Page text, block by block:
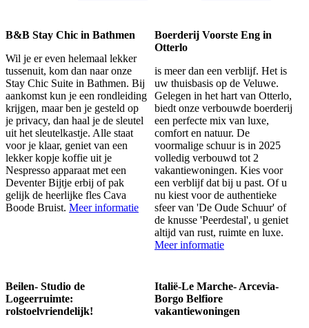
B&B Stay Chic in Bathmen
Wil je er even helemaal lekker
tussenuit, kom dan naar onze
Stay Chic Suite in Bathmen. Bij
aankomst kun je een rondleiding
krijgen, maar ben je gesteld op
je privacy, dan haal je de sleutel
uit het sleutelkastje. Alle staat
voor je klaar, geniet van een
lekker kopje koffie uit je
Nespresso apparaat met een
Deventer Bijtje erbij of pak
gelijk de heerlijke fles Cava
Boode Bruist. Meer informatie
Boerderij Voorste Eng in
Otterlo
is meer dan een verblijf. Het is
uw thuisbasis op de Veluwe.
Gelegen in het hart van Otterlo,
biedt onze verbouwde boerderij
een perfecte mix van luxe,
comfort en natuur. De
voormalige schuur is in 2025
volledig verbouwd tot 2
vakantiewoningen. Kies voor
een verblijf dat bij u past. Of u
nu kiest voor de authentieke
sfeer van 'De Oude Schuur' of
de knusse 'Peerdestal', u geniet
altijd van rust, ruimte en luxe.
Meer informatie
Beilen- Studio de
Logeerruimte:
rolstoelvriendelijk!
Italië-Le Marche- Arcevia-
Borgo Belfiore
vakantiewoningen